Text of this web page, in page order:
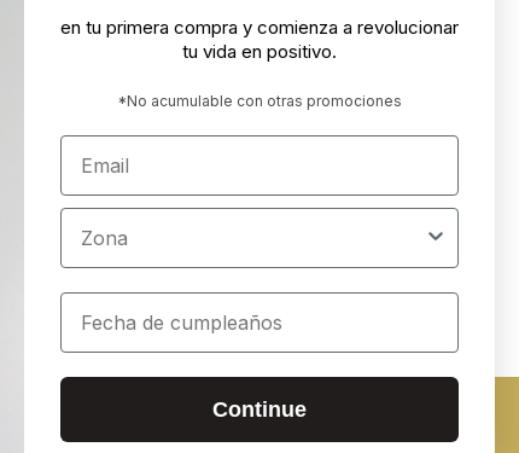
en tu primera compra y comienza a revolucionar
tu vida en positivo.
*No acumulable con otras promociones
Email
Zona
Cumpleaños
Continue